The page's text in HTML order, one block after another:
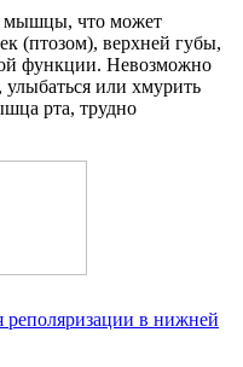
мышцы, что может
(птозом), верхней губы,
функции. Невозможно
улыбаться или хмурить
рта, трудно
реполяризации в нижней